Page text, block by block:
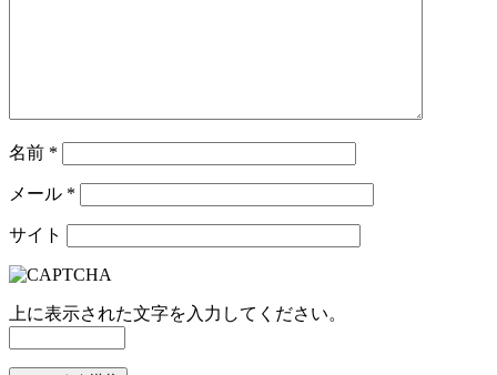
名前 *
メール *
サイト
上に表示された文字を入力してください。